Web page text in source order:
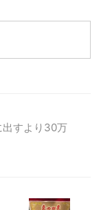
出すより30万